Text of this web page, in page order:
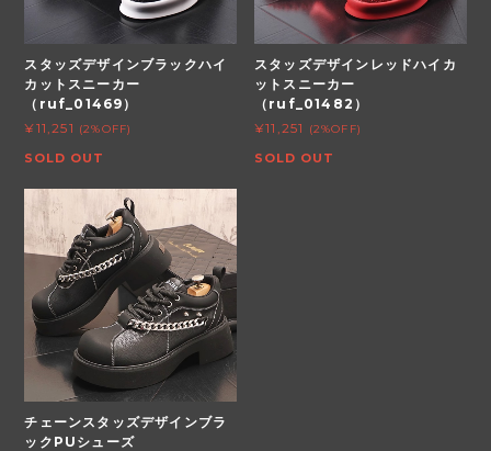
スタッズデザインブラックハイ
カットスニーカー
（ruf_01469）
¥11,251 (2%OFF)
SOLD OUT
スタッズデザインレッドハイカ
ットスニーカー
（ruf_01482）
¥11,251
(2%OFF)
SOLD OUT
チェーンスタッズデザインブラ
ックPUシューズ